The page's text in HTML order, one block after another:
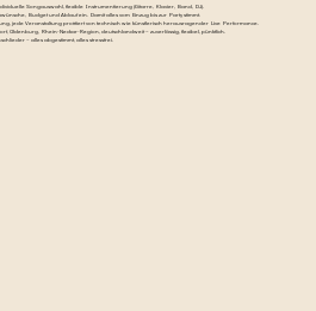
Songauswahl, flexible Instrumentierung (Gitarre, Klavier, Band, DJ).
Budget und Ablauf ein. Damit alles vom Einzug bis zur Party stimmt.
jede Veranstaltung profitiert von technisch wie künstlerisch herausragender Live Performance.
Oldenburg, Rhein-Neckar-Region, deutschlandweit – zuverlässig, flexibel, pünktlich.
– alles abgestimmt, alles stressfrei.